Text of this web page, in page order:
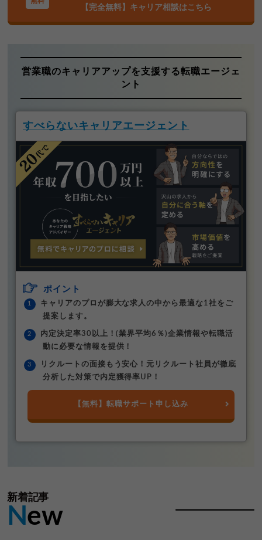
【完全無料】キャリア相談はこちら
営業職のキャリアアップを支援する転職エージェ
ント
すべらないキャリアエージェント
ポイント
キャリアのプロが膨大な求人の中から最適な1社をご
提案します。
内定決定率30以上！(業界平均6％)企業情報や転職活
動に必要な情報を提供！
リクルートの面接もう安心！元リクルート社員が徹底
分析した対策で内定獲得率UP！
【無料】転職サポート申し込み
新着記事
New